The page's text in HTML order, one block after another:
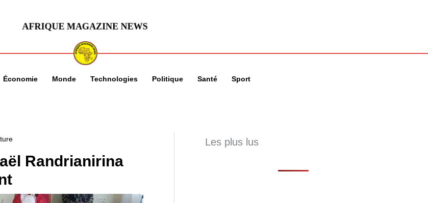
Économie Monde Technologies Politique Santé Sport
Randrianirina
Les plus lus